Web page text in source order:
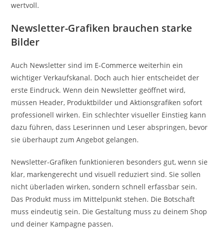
wertvoll.
Newsletter-Grafiken brauchen starke
Bilder
Auch Newsletter sind im E-Commerce weiterhin ein
wichtiger Verkaufskanal. Doch auch hier entscheidet der
erste Eindruck. Wenn dein Newsletter geöffnet wird,
müssen Header, Produktbilder und Aktionsgrafiken sofort
professionell wirken. Ein schlechter visueller Einstieg kann
dazu führen, dass Leserinnen und Leser abspringen, bevor
sie überhaupt zum Angebot gelangen.
Newsletter-Grafiken funktionieren besonders gut, wenn sie
klar, markengerecht und visuell reduziert sind. Sie sollen
nicht überladen wirken, sondern schnell erfassbar sein.
Das Produkt muss im Mittelpunkt stehen. Die Botschaft
muss eindeutig sein. Die Gestaltung muss zu deinem Shop
und deiner Kampagne passen.